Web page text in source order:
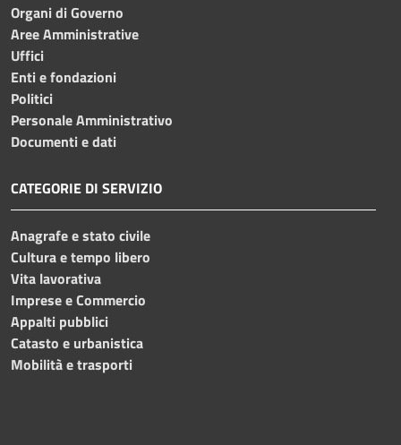
Organi di Governo
Aree Amministrative
Uffici
Enti e fondazioni
Politici
Personale Amministrativo
Documenti e dati
CATEGORIE DI SERVIZIO
Anagrafe e stato civile
Cultura e tempo libero
Vita lavorativa
Imprese e Commercio
Appalti pubblici
Catasto e urbanistica
Mobilità e trasporti